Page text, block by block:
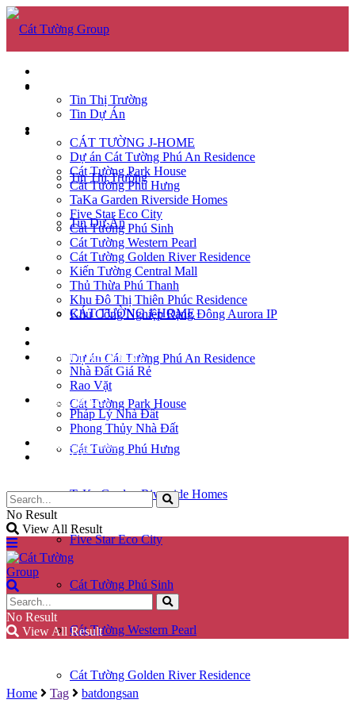
TIN TỨC
Tin Thị Trường
Tin Dự Án
DỰ ÁN
CÁT TƯỜNG J-HOME
Dự án Cát Tường Phú An Residence
Cát Tường Park House
Cát Tường Phú Hưng
TaKa Garden Riverside Homes
Five Star Eco City
Cát Tường Phú Sinh
Cát Tường Western Pearl
Cát Tường Golden River Residence
Tin Thị Trường
Tin Dự Án
CÁT TƯỜNG J-HOME
Dự án Cát Tường Phú An Residence
Cát Tường Park House
Cát Tường Phú Hưng
TaKa Garden Riverside Homes
Five Star Eco City
Cát Tường Phú Sinh
Cát Tường Western Pearl
Cát Tường Golden River Residence
Kiến Tường Central Mall
Thủ Thừa Phú Thanh
Khu Đô Thị Thiên Phúc Residence
Khu Công Nghiệp Rạng Đông Aurora IP
KÝ GỬI NHÀ ĐẤT
Nhà Đất Giá Rẻ
Rao Vặt
KIẾN THỨC
Pháp Lý Nhà Đất
Phong Thủy Nhà Đất
GÓC CHIA SẺ
LIÊN HỆ
No Result
View All Result
No Result
View All Result
Home Tag batdongsan